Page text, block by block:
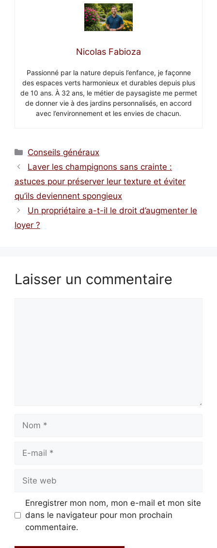
Nicolas Fabioza
Passionné par la nature depuis l’enfance, je façonne
des espaces verts harmonieux et durables depuis plus
de 10 ans. À 32 ans, le métier de paysagiste me permet
de donner vie à des jardins personnalisés, en accord
avec l’environnement et les envies de chacun.
Catégories
Conseils généraux
Laver les champignons sans crainte :
astuces pour préserver leur texture et éviter
qu’ils deviennent spongieux
Un propriétaire a-t-il le droit d’augmenter le
loyer ?
Laisser un commentaire
Nom
Site
web
Enregistrer mon nom, mon e-mail et mon site
dans le navigateur pour mon prochain
commentaire.